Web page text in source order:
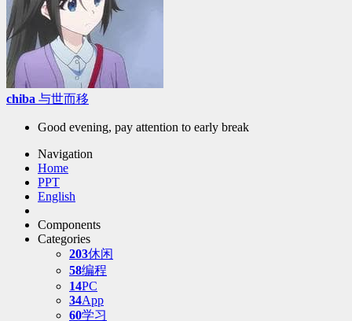
chiba 与世而移
Good evening, pay attention to early break
Navigation
Home
PPT
English
Components
Categories
203休闲
58编程
14PC
34App
60学习